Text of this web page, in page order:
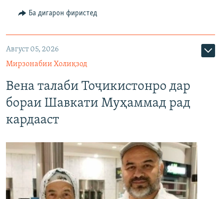
Ба дигарон фиристед
Август 05, 2026
Мирзонабии Холиқзод
Вена талаби Тоҷикистонро дар
бораи Шавкати Муҳаммад рад
кардааст